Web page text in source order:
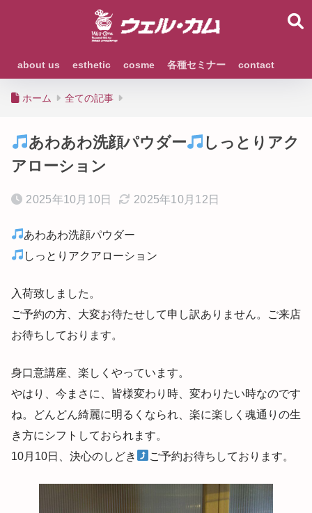
about us esthetic cosme 各種セミナー contact
ホーム 全ての記事
あわあわ洗顔パウダー
しっとりアク
アローション
2025年10月10日 2025年10月12日
あわあわ洗顔パウダー
しっとりアクアローション
入荷致しました。
ご予約の方、大変お待たせして申し訳ありません。ご来店
お待ちしております。
身口意講座、楽しくやっています。
やはり、今まさに、皆様変わり時、変わりたい時なのです
ね。どんどん綺麗に明るくなられ、楽に楽しく魂通りの生
き方にシフトしておられます。
10月10日、決心のしどき
ご予約お待ちしております。